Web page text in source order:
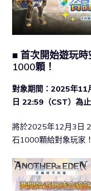
■ 首次開始遊玩
1000顆！
對象期間：2025年
日 22:59（CST）為止
將於2025年12月3日
石1000顆給對象玩家！